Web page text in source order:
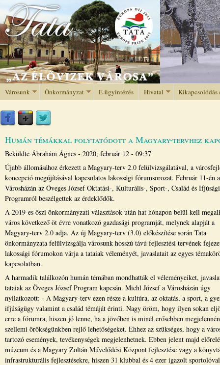
Jump to navigation
Városunk Önkormányzat E-ügyintézés Hivatal Kikapcsolódás
Humán témákkal folytatódott a Magyary-tervhez
Beküldte Ábrahám Ágnes - 2020, február 12 - 09:37
Újabb állomásához érkezett a Magyary-terv 2.0 felülvizsgálatával, a
koncepció megújításával kapcsolatos lakossági fórumsorozat. Február 11-én a
Városházán az Öveges József Oktatási-, Kulturális-, Sport-, Család és Ifjúsági
Programról beszélgettek az érdeklődők.
A 2019-es őszi önkormányzati választások után hat hónapon belül kell
város következő öt évre vonatkozó gazdasági programját, melynek alapját a
Magyary-terv 2.0 adja. Az új Magyary-terv (3.0) előkészítése során Tata
önkormányzata felülvizsgálja városunk hosszú távú fejlesztési tervének
lakossági fórumokon várja a tataiak véleményét, javaslatait az egyes
kapcsolatban.
A harmadik találkozón humán témában mondhatták el véleményeiket,
tataiak az Öveges József Program kapcsán. Michl József a Városházán úgy
nyilatkozott: - A Magyary-terv ezen része a kultúra, az oktatás, a sport, a
ifjúságügy valamint a család témáját érinti. Nagy öröm, hogy ilyen sokan
erre a fórumra, hiszen jó lenne, ha a jövőben is minél erősebben
szellemi örökségünkben rejlő lehetőségeket. Ehhez az szükséges, hogy a
tartozó események, tevékenységek megjelenhetnek. Ebben jelent majd
múzeum és a Magyary Zoltán Művelődési Központ fejlesztése vagy a
infrastrukturális fejlesztésekre, hiszen 31 klubbal és 4 ezer igazolt